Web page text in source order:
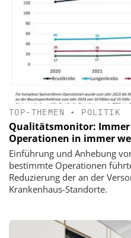
TOP-THEMEN • POLITIK
Qualitätsmonitor:
Operationen in immer
Einführung und Anhebung
bestimmte Operationen
Reduzierung der an der
Krankenhaus-Standorte.